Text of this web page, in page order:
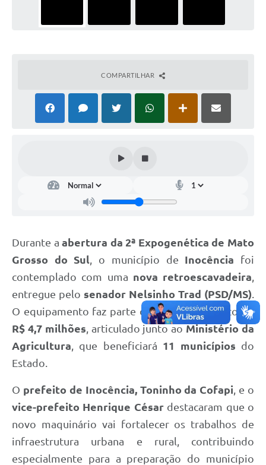
Perguntas e respostas frequentes
COMPARTILHAR
Durante aabertura da 2ª Expogenética de Mato
Grosso do Sul , o município de Inocência foi
contemplado com uma nova retroescavadeira
entregue pelo senador Nelsinho Trad (PSD/MS)
O equipamento faz parte de um investimento de
R$ 4,7 milhões , articulado junto aoMinistério da
Agricultura , que beneficiará 11 municípios do
Estado.
O prefeito de Inocência, Toninho da Cofapi , e o
vice-prefeito Henrique Césardestacaram que o
novo maquinário vai fortalecer os trabalhos de
infraestrutura urbana e rural, contribuindo
especialmente para a preparação do município